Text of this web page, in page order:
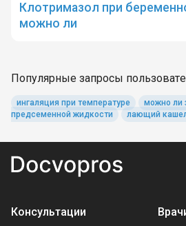
Клотримазол при
можно ли
Популярные запросы
ингаляция при температуре
можно ли
предсеменной жидкости
лающий
Консультации